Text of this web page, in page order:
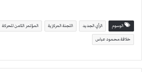
الوسوم الرأي الجديد اللجنة المركزية المؤتمر الثامن للحركة
خلافة محمود عباس